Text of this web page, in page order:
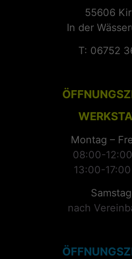
55606
In der
T: 06752
Montag –
08:00-
13:00-
nach